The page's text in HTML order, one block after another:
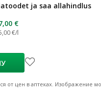
ja saa allahindlus
€
€/l
от цен в аптеках. Изображение